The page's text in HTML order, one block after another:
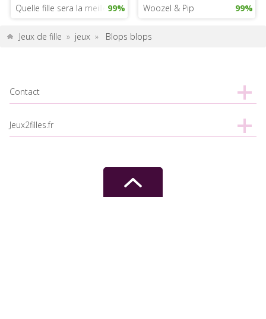
Quelle fille sera la meilleure instagrameuse ?
99% Woozel & Pip 99%
Jeux de fille » jeux » Blops blops
Contact
Jeux2filles.fr